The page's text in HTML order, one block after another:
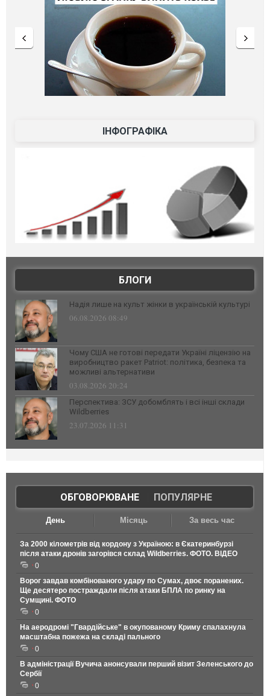
ІНФОГРАФІКА
БЛОГИ
Надія лише на культ жінки в українській культурі
06.08.2026 08:49
Чому США не готові передати Україні ліцензію на
виробництво ракет Patriot: політика, безпека та
можливі альтернативи
03.08.2026 20:24
Перспектива: ЗСУ добомблять і всі інші склади
Wildberries
23.07.2026 11:31
ОБГОВОРЮВАНЕ| ПОПУЛЯРНЕ
День Місяць За весь час
За 2000 кілометрів від кордону з Україною: в Єкатеринбурзі
після атаки дронів загорівся склад Wildberries. ФОТО. ВІДЕО
0
Ворог завдав комбінованого удару по Сумах, двоє поранених.
Ще десятеро постраждали після атаки БПЛА по ринку на
Сумщині. ФОТО
0
На аеродромі "Гвардійське" в окупованому Криму спалахнула
масштабна пожежа на складі пального
0
В адміністрації Вучича анонсували перший візит Зеленського до
Сербії
0